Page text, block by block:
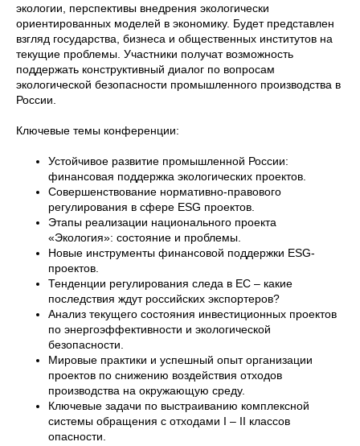
экологии, перспективы внедрения экологически
ориентированных моделей в экономику. Будет представлен
взгляд государства, бизнеса и общественных институтов на
текущие проблемы. Участники получат возможность
поддержать конструктивный диалог по вопросам
экологической безопасности промышленного производства в
России.
Ключевые темы конференции:
Устойчивое развитие промышленной России:
финансовая поддержка экологических проектов.
Совершенствование нормативно-правового
регулирования в сфере ESG проектов.
Этапы реализации национального проекта
«Экология»: состояние и проблемы.
Новые инструменты финансовой поддержки ESG-
проектов.
Тенденции регулирования следа в ЕС – какие
последствия ждут российских экспортеров?
Анализ текущего состояния инвестиционных проектов
по энергоэффективности и экологической
безопасности.
Мировые практики и успешный опыт организации
проектов по снижению воздействия отходов
производства на окружающую среду.
Ключевые задачи по выстраиванию комплексной
системы обращения с отходами I – II классов
опасности.